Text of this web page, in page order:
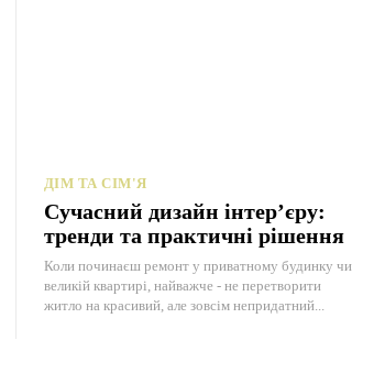
ДІМ ТА СІМ'Я
Сучасний дизайн інтер’єру:
тренди та практичні рішення
Коли починаєш ремонт у приватному будинку чи
великій квартирі, найважче - не перетворити
житло на красивий, але зовсім непридатний...